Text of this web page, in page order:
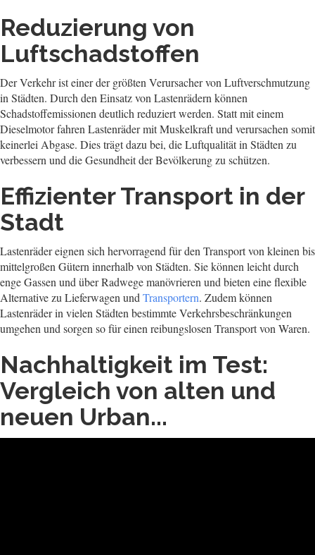
Reduzierung von
Luftschadstoffen
Der Verkehr ist einer der größten Verursacher von Luftverschmutzung
in Städten. Durch den Einsatz von Lastenrädern können
Schadstoffemissionen deutlich reduziert werden. Statt mit einem
Dieselmotor fahren Lastenräder mit Muskelkraft und verursachen somit
keinerlei Abgase. Dies trägt dazu bei, die Luftqualität in Städten zu
verbessern und die Gesundheit der Bevölkerung zu schützen.
Effizienter Transport in der
Stadt
Lastenräder eignen sich hervorragend für den Transport von kleinen bis
mittelgroßen Gütern innerhalb von Städten. Sie können leicht durch
enge Gassen und über Radwege manövrieren und bieten eine flexible
Alternative zu Lieferwagen undTransportern. Zudem können
Lastenräder in vielen Städten bestimmte Verkehrsbeschränkungen
umgehen und sorgen so für einen reibungslosen Transport von Waren.
Nachhaltigkeit im Test:
Vergleich von alten und
neuen Urban...